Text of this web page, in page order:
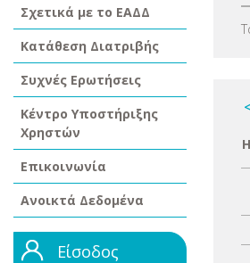
Σχετικά με το ΕΑΔΔ
Κατάθεση Διατριβής
Συχνές Ερωτήσεις
Κέντρο Υποστήριξης
Χρηστών
Επικοινωνία
Ανοικτά Δεδομένα
Είσοδος